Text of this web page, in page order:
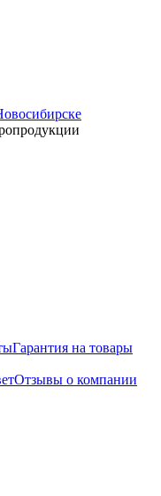
Гарантия на товары
Отзывы о компании